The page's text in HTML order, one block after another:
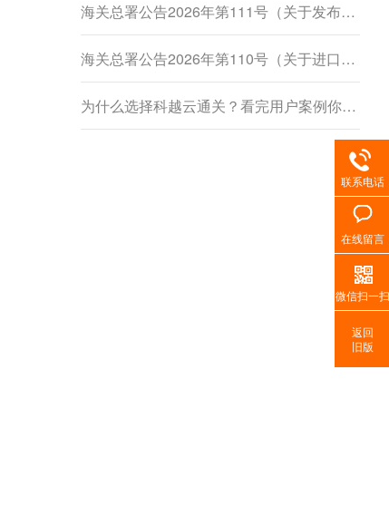
海关总署公告2026年第111号（关于发布《进出境动植物检疫处理监督管理工作规定》《进出境卫生处理监督管理工作规定》的公告）
海关总署公告2026年第110号（关于进口柬埔寨鲜食菠萝蜜植物检疫要求的公告）
为什么选择科越云通关？看完用户案例你就懂了
联系电话
在线留言
微信扫一扫
返回
旧版